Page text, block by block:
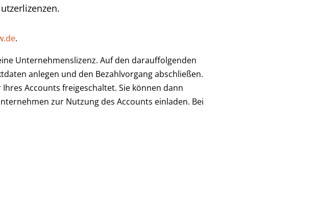
.
Unternehmenslizenz. Auf den darauffolgenden
anlegen und den Bezahlvorgang abschließen.
Accounts freigeschaltet. Sie können dann
zur Nutzung des Accounts einladen. Bei